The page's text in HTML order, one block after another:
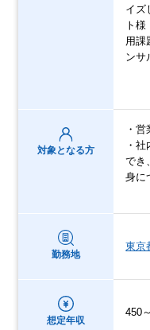
イズ
ト
用課
ンサ
対象となる方
・
・
でき
身に
勤務地
東京
想定年収
450